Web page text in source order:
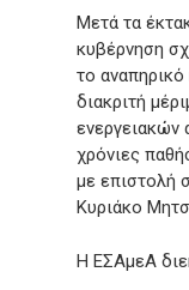
Μετά τα
κυβέρνηση
το
διακριτή
ενεργειακών
χρόνιες
με επιστολή
Κυριάκο
Η ΕΣΑμεΑ